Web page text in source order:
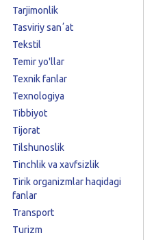
Tarjimonlik
Tasviriy sanʼat
Tekstil
Temir yo'llar
Texnik fanlar
Texnologiya
Tibbiyot
Tijorat
Tilshunoslik
Tinchlik va xavfsizlik
Tirik organizmlar haqidagi
fanlar
Transport
Turizm